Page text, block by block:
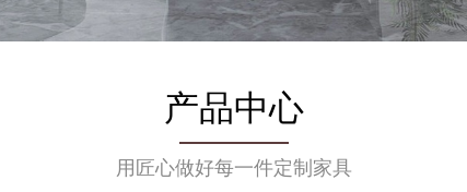
产品中心
用匠心做好每一件定制家具